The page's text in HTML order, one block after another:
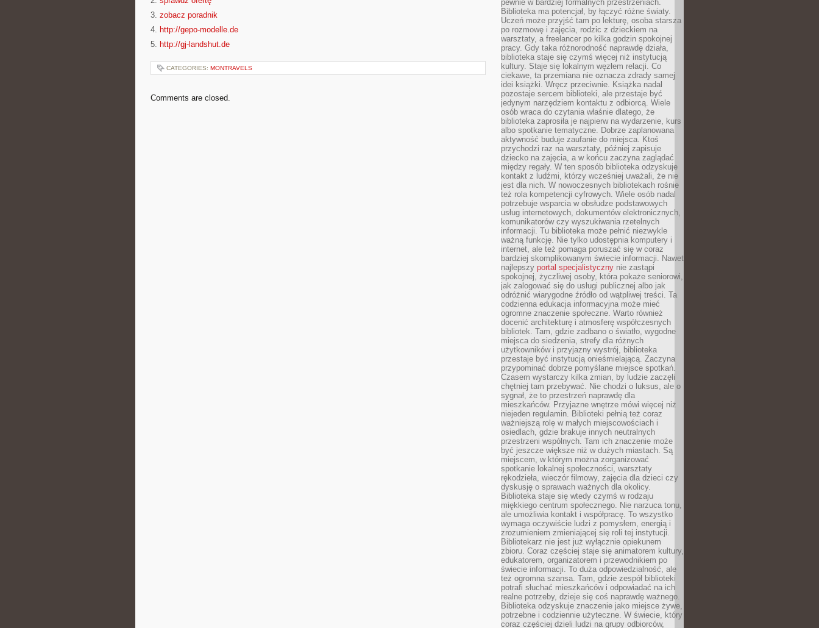
3. zobacz poradnik
4. http://gepo-modelle.de
5. http://gj-landshut.de
CATEGORIES: MONTRAVELS
Comments are closed.
pewnie w bardziej formalnych przestrzeniach.
Biblioteka ma potencjał, by łączyć różne światy.
Uczeń może przyjść tam po lekturę, osoba starsza
po rozmowę i zajęcia, rodzic z dzieckiem na
warsztaty, a freelancer po kilka godzin spokojnej
pracy. Gdy taka różnorodność naprawdę działa,
biblioteka staje się czymś więcej niż instytucją
kultury. Staje się lokalnym węzłem relacji. Co
ciekawe, ta przemiana nie oznacza zdrady samej
idei książki. Wręcz przeciwnie. Książka nadal
pozostaje sercem biblioteki, ale przestaje być
jedynym narzędziem kontaktu z odbiorcą. Wiele
osób wraca do czytania właśnie dlatego, że
biblioteka zaprosiła je najpierw na wydarzenie, kurs
albo spotkanie tematyczne. Dobrze zaplanowana
aktywność buduje zaufanie do miejsca. Ktoś
przychodzi raz na warsztaty, później zapisuje
dziecko na zajęcia, a w końcu zaczyna zaglądać
między regały. W ten sposób biblioteka odzyskuje
kontakt z ludźmi, którzy wcześniej uważali, że nie
jest dla nich. W nowoczesnych bibliotekach rośnie
też rola kompetencji cyfrowych. Wiele osób nadal
potrzebuje wsparcia w obsłudze podstawowych
usług internetowych, dokumentów elektronicznych,
komunikatorów czy wyszukiwania rzetelnych
informacji. Tu biblioteka może pełnić niezwykle
ważną funkcję. Nie tylko udostępnia komputery i
internet, ale też pomaga poruszać się w coraz
bardziej skomplikowanym świecie informacji. Nawet
najlepszy portal specjalistyczny nie zastąpi
spokojnej, życzliwej osoby, która pokaże seniorowi,
jak zalogować się do usługi publicznej albo jak
odróżnić wiarygodne źródło od wątpliwej treści. Ta
codzienna edukacja informacyjna może mieć
ogromne znaczenie społeczne. Warto również
docenić architekturę i atmosferę współczesnych
bibliotek. Tam, gdzie zadbano o światło, wygodne
miejsca do siedzenia, strefy dla różnych
użytkowników i przyjazny wystrój, biblioteka
przestaje być instytucją onieśmielającą. Zaczyna
przypominać dobrze pomyślane miejsce spotkań.
Czasem wystarczy kilka zmian, by ludzie zaczęli
chętniej tam przebywać. Nie chodzi o luksus, ale o
sygnał, że to przestrzeń naprawdę dla
mieszkańców. Przyjazne wnętrze mówi więcej niż
niejeden regulamin. Biblioteki pełnią też coraz
ważniejszą rolę w małych miejscowościach i
osiedlach, gdzie brakuje innych neutralnych
przestrzeni wspólnych. Tam ich znaczenie może
być jeszcze większe niż w dużych miastach. Są
miejscem, w którym można zorganizować
spotkanie lokalnej społeczności, warsztaty
rękodzieła, wieczór filmowy, zajęcia dla dzieci czy
dyskusję o sprawach ważnych dla okolicy.
Biblioteka staje się wtedy czymś w rodzaju
miękkiego centrum społecznego. Nie narzuca tonu,
ale umożliwia kontakt i współpracę. To wszystko
wymaga oczywiście ludzi z pomysłem, energią i
zrozumieniem zmieniającej się roli tej instytucji.
Bibliotekarz nie jest już wyłącznie opiekunem
zbioru. Coraz częściej staje się animatorem kultury,
edukatorem, organizatorem i przewodnikiem po
świecie informacji. To duża odpowiedzialność, ale
też ogromna szansa. Tam, gdzie zespół biblioteki
potrafi słuchać mieszkańców i odpowiadać na ich
realne potrzeby, dzieje się coś naprawdę ważnego.
Biblioteka odzyskuje znaczenie jako miejsce żywe,
potrzebne i codziennie użyteczne. W świecie, który
coraz częściej dzieli ludzi na grupy odbiorców,